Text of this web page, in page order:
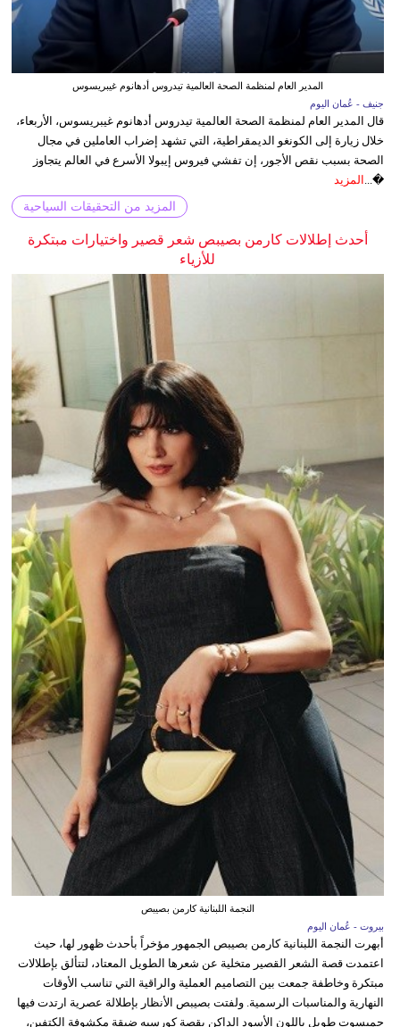
المدير العام لمنظمة الصحة العالمية تيدروس أدهانوم غيبريسوس
جنيف - عُمان اليوم
قال المدير العام لمنظمة الصحة العالمية تيدروس أدهانوم غيبريسوس، الأربعاء،
خلال زيارة إلى الكونغو الديمقراطية، التي تشهد إضراب العاملين في مجال
الصحة بسبب نقص الأجور، إن تفشي فيروس إيبولا الأسرع في العالم يتجاوز
�...
المزيد
المزيد من التحقيقات السياحية
أحدث إطلالات كارمن بصيبص شعر قصير واختيارات مبتكرة
للأزياء
النجمة اللبنانية كارمن بصيبص
بيروت - عُمان اليوم
أبهرت النجمة اللبنانية كارمن بصيبص الجمهور مؤخراً بأحدث ظهور لها، حيث
اعتمدت قصة الشعر القصير متخلية عن شعرها الطويل المعتاد، لتتألق بإطلالات
مبتكرة وخاطفة جمعت بين التصاميم العملية والراقية التي تناسب الأوقات
النهارية والمناسبات الرسمية. ولفتت بصيبص الأنظار بإطلالة عصرية ارتدت فيها
جمبسوت طويل باللون الأسود الداكن بقصة كورسيه ضيقة مكشوفة الكتفين،